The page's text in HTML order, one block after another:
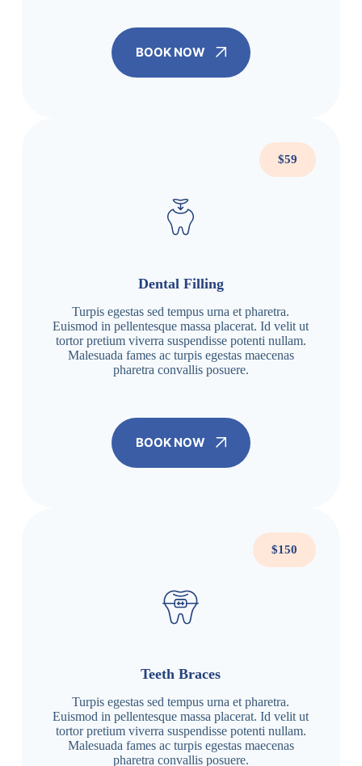
BOOK NOW
$59
Dental Filling
Turpis egestas sed tempus urna et pharetra.
Euismod in pellentesque massa placerat. Id velit ut
tortor pretium viverra suspendisse potenti nullam.
Malesuada fames ac turpis egestas maecenas
pharetra convallis posuere.
BOOK NOW
$150
Teeth Braces
Turpis egestas sed tempus urna et pharetra.
Euismod in pellentesque massa placerat. Id velit ut
tortor pretium viverra suspendisse potenti nullam.
Malesuada fames ac turpis egestas maecenas
pharetra convallis posuere.